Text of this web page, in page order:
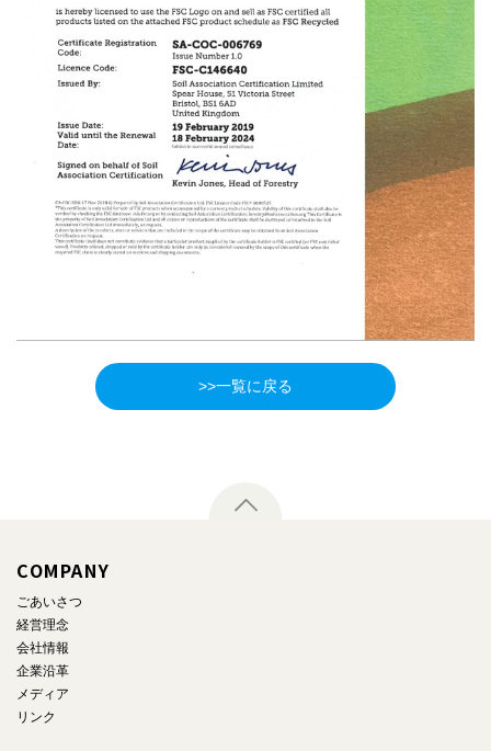
>>一覧に戻る
COMPANY
ごあいさつ
経営理念
会社情報
企業沿革
メディア
リンク